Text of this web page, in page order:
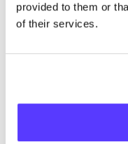
provided to them or
of their services.